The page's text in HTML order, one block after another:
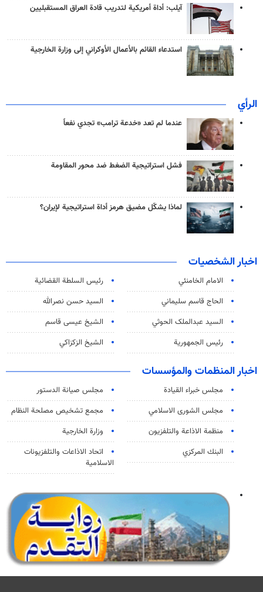
آيلب: أداة أمريكية لتدريب قادة العراق المستقبليين
استدعاء القائم بالأعمال الأوكراني إلى وزارة الخارجية
الرأي
عندما لم تعد «خدعة ترامب» تجدي نفعاً
فشل استراتيجية الضغط ضد محور المقاومة
لماذا يشكّل مضيق هرمز أداة استراتيجية لإيران؟
اخبار الشخصيات
الامام الخامنئي
رئیس السلطة القضائیة
الحاج قاسم سليماني
السيد حسن نصرالله
السید عبدالملک الحوثي
الشيخ عيسى قاسم
رئيس الجمهورية
الشيخ الزكزاكي
اخبار المنظمات والمؤسسات
مجلس خبراء القيادة
مجلس صيانة الدستور
مجلس الشورى الاسلامي
مجمع تشخيص مصلحة النظام
منظمة الاذاعة والتلفزیون
وزارة الخارجية
البنك المركزي
اتحاد الاذاعات والتلفزيونات
الاسلامية